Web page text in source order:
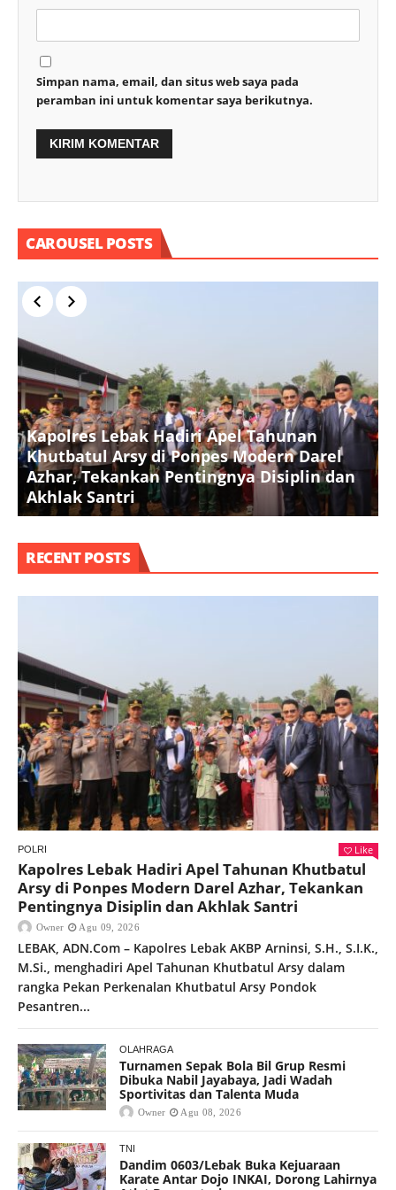
Simpan nama, email, dan situs web saya pada
peramban ini untuk komentar saya berikutnya.
CAROUSEL POSTS
Kapolres Lebak Hadiri Apel Tahunan
Khutbatul Arsy di Ponpes Modern Darel
Azhar, Tekankan Pentingnya Disiplin dan
Akhlak Santri
RECENT POSTS
POLRI Like
Kapolres Lebak Hadiri Apel Tahunan Khutbatul
Arsy di Ponpes Modern Darel Azhar, Tekankan
Pentingnya Disiplin dan Akhlak Santri
Owner Agu 09, 2026
LEBAK, ADN.Com – Kapolres Lebak AKBP Arninsi, S.H., S.I.K.,
M.Si., menghadiri Apel Tahunan Khutbatul Arsy dalam
rangka Pekan Perkenalan Khutbatul Arsy Pondok
Pesantren...
OLAHRAGA
Turnamen Sepak Bola Bil Grup Resmi
Dibuka Nabil Jayabaya, Jadi Wadah
Sportivitas dan Talenta Muda
Owner Agu 08, 2026
TNI
Dandim 0603/Lebak Buka Kejuaraan
Karate Antar Dojo INKAI, Dorong Lahirnya